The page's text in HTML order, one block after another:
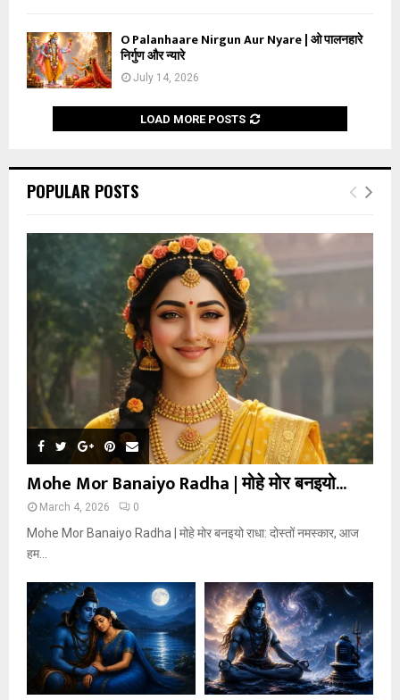
O Palanhaare Nirgun Aur Nyare | ओ पालनहारे
निर्गुण और न्यारे
July 14, 2026
LOAD MORE POSTS
POPULAR POSTS
Mohe Mor Banaiyo Radha | मोहे मोर बनइयो...
March 4, 2026 0
Mohe Mor Banaiyo Radha | मोहे मोर बनइयो राधा: दोस्तों नमस्कार, आज
हम...